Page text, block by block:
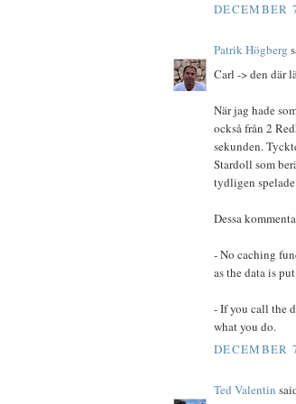
DECEMBER
Patrik Högberg
Carl -> den där
När jag hade
också från 2
sekunden.
Stardoll som
tydligen
Dessa
- No caching
as the data is
- If you call the
what you do.
DECEMBER
Ted Valentin